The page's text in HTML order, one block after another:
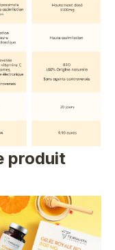
produit